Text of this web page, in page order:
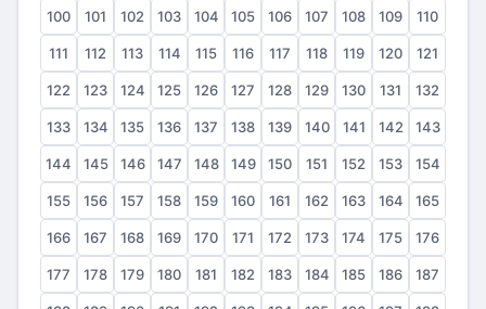
100 101 102 103 104 105 106 107 108 109 110
111 112 113 114 115 116 117 118 119 120 121
122 123 124 125 126 127 128 129 130 131 132
133 134 135 136 137 138 139 140 141 142 143
144 145 146 147 148 149 150 151 152 153 154
155 156 157 158 159 160 161 162 163 164 165
166 167 168 169 170 171 172 173 174 175 176
177 178 179 180 181 182 183 184 185 186 187